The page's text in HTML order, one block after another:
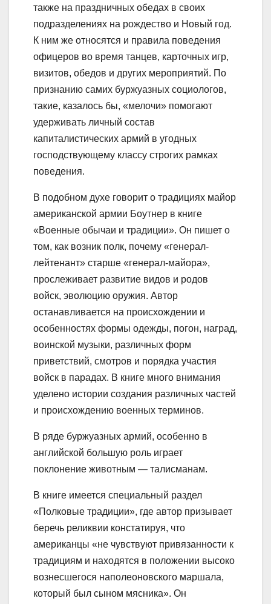
также на праздничных обедах в своих
подразделениях на рождество и Новый год.
К ним же относятся и правила поведения
офицеров во время танцев, карточных игр,
визитов, обедов и других мероприятий. По
признанию самих буржуазных социологов,
такие, казалось бы, «мелочи» помогают
удерживать личный состав
капиталистических армий в угодных
господствующему классу строгих рамках
поведения.
В подобном духе говорит о традициях майор
американской армии Боутнер в книге
«Военные обычаи и традиции». Он пишет о
том, как возник полк, почему «генерал-
лейтенант» старше «генерал-майора»,
прослеживает развитие видов и родов
войск, эволюцию оружия. Автор
останавливается на происхождении и
особенностях формы одежды, погон, наград,
воинской музыки, различных форм
приветствий, смотров и порядка участия
войск в парадах. В книге много внимания
уделено истории создания различных частей
и происхождению военных терминов.
В ряде буржуазных армий, особенно в
английской большую роль играет
поклонение животным — талисманам.
В книге имеется специальный раздел
«Полковые традиции», где автор призывает
беречь реликвии констатируя, что
американцы «не чувствуют привязанности к
традициям и находятся в положении высоко
вознесшегося наполеоновского маршала,
который был сыном мясника». Он